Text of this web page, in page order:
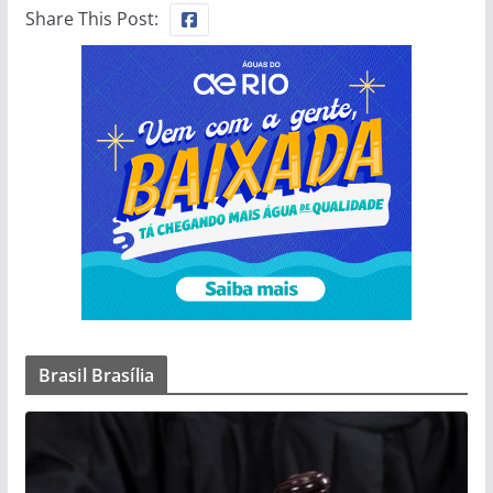
Share This Post:
Brasil Brasília